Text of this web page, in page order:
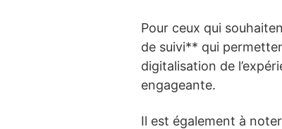
Pour ceux qui
de suivi** qui
digitalisation de
engageante.
Il est également à